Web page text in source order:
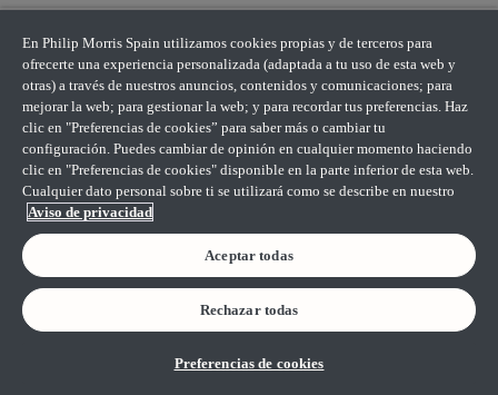
En Philip Morris Spain utilizamos cookies propias y de terceros para
ofrecerte una experiencia personalizada (adaptada a tu uso de esta web y
otras) a través de nuestros anuncios, contenidos y comunicaciones; para
mejorar la web; para gestionar la web; y para recordar tus preferencias. Haz
clic en "Preferencias de cookies” para saber más o cambiar tu
configuración. Puedes cambiar de opinión en cualquier momento haciendo
clic en "Preferencias de cookies" disponible en la parte inferior de esta web.
Cualquier dato personal sobre ti se utilizará como se describe en nuestro
Aviso de privacidad
Aceptar todas
Rechazar todas
Preferencias de cookies